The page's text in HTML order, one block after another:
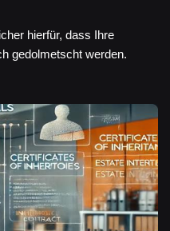
hierfür, dass Ihre
gedolmetscht werden.